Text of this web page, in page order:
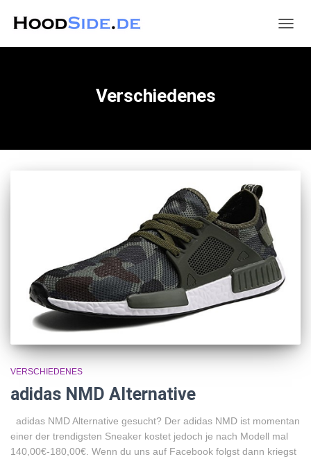
Verschiedenes
VERSCHIEDENES
adidas NMD Alternative
adidas NMD Alternative gesucht? Der adidas NMD ist momentan
einer der trendigsten Sneaker kostet jedoch je nach Modell mal
140,00€-180,00€. Wenn du uns auf Facebook folgst dann kriegst